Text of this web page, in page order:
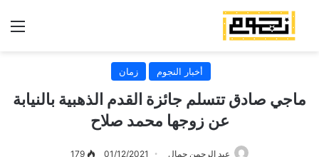
أخبار النجوم زمان
ماجي صادق تتسلم جائزة القدم الذهبية بالنيابة
عن زوجها محمد صلاح
عبد الرحمن جمال 01/12/2021
179